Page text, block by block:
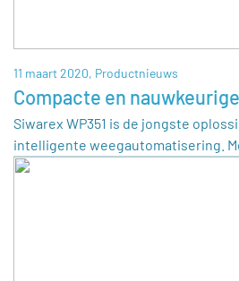
11 maart 2020, Productnieuws
Compacte en
Siwarex WP351 is de jongste
intelligente weegautomatisering.